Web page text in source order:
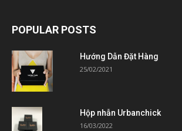
POPULAR POSTS
Hướng Dẫn Đặt Hàng
25/02/2021
Hộp nhẫn Urbanchick
16/03/2022